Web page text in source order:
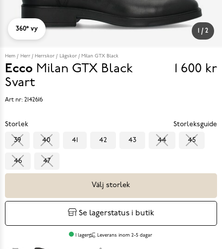
/ 2
360° vy
Hem Herr Herrskor Lågskor Milan GTX Black
Ecco Milan GTX Black
Svart
Pris
1 600 kr
Art nr: 2142616
Storlek Storleksguide
39 40 41 42 43 44 45
46 47
Välj storlek
Se lagerstatus i butik
I lager Leverans inom 2-5 dagar